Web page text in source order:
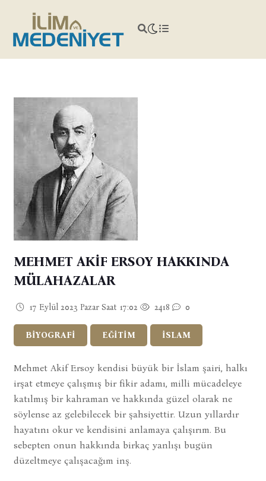
MEHMET AKİF ERSOY HAKKINDA
MÜLAHAZALAR
17 Eylül 2023 Pazar Saat 17:02 2418 0
BİYOGRAFİ EĞİTİM İSLAM
Mehmet Akif Ersoy kendisi büyük bir İslam şairi, halkı
irşat etmeye çalışmış bir fikir adamı, milli mücadeleye
katılmış bir kahraman ve hakkında güzel olarak ne
söylense az gelebilecek bir şahsiyettir. Uzun yıllardır
hayatını okur ve kendisini anlamaya çalışırım. Bu
sebepten onun hakkında birkaç yanlışı bugün
düzeltmeye çalışacağım inş.